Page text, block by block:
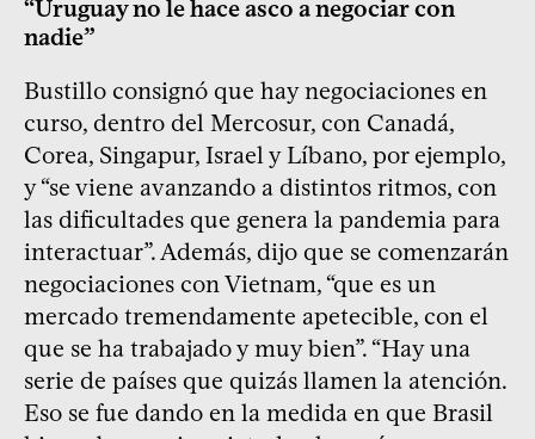
“Uruguay no le hace asco a negociar con
nadie”
Bustillo consignó que hay negociaciones en
curso, dentro del Mercosur, con Canadá,
Corea, Singapur, Israel y Líbano, por ejemplo,
y “se viene avanzando a distintos ritmos, con
las dificultades que genera la pandemia para
interactuar”. Además, dijo que se comenzarán
negociaciones con Vietnam, “que es un
mercado tremendamente apetecible, con el
que se ha trabajado y muy bien”. “Hay una
serie de países que quizás llamen la atención.
Eso se fue dando en la medida en que Brasil